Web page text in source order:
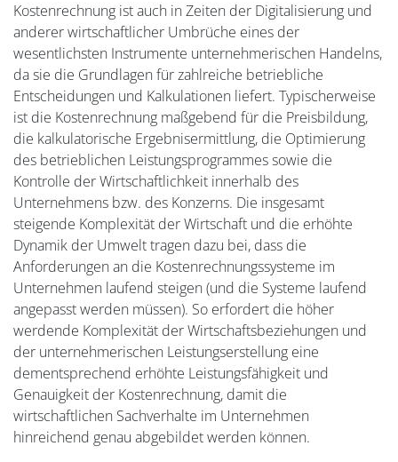
Kostenrechnung ist auch in Zeiten der Digitalisierung und
anderer wirtschaftlicher Umbrüche eines der
wesentlichsten Instrumente unternehmerischen Handelns,
da sie die Grundlagen für zahlreiche betriebliche
Entscheidungen und Kalkulationen liefert. Typischerweise
ist die Kostenrechnung maßgebend für die Preisbildung,
die kalkulatorische Ergebnisermittlung, die Optimierung
des betrieblichen Leistungsprogrammes sowie die
Kontrolle der Wirtschaftlichkeit innerhalb des
Unternehmens bzw. des Konzerns. Die insgesamt
steigende Komplexität der Wirtschaft und die erhöhte
Dynamik der Umwelt tragen dazu bei, dass die
Anforderungen an die Kostenrechnungssysteme im
Unternehmen laufend steigen (und die Systeme laufend
angepasst werden müssen). So erfordert die höher
werdende Komplexität der Wirtschaftsbeziehungen und
der unternehmerischen Leistungserstellung eine
dementsprechend erhöhte Leistungsfähigkeit und
Genauigkeit der Kostenrechnung, damit die
wirtschaftlichen Sachverhalte im Unternehmen
hinreichend genau abgebildet werden können.